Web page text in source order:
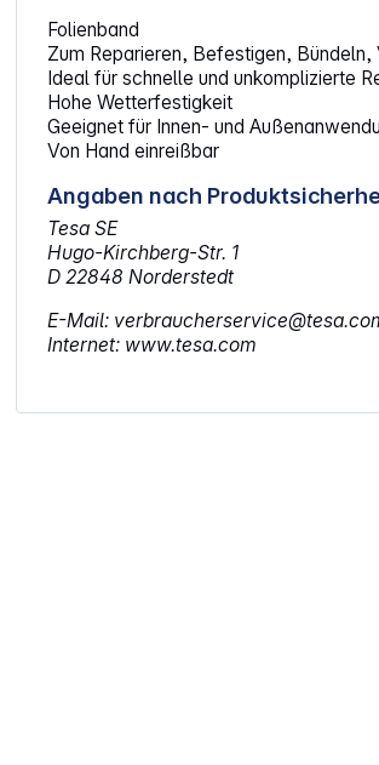
Folienband
Zum Reparieren, Befestigen,
Ideal für schnelle und unkomplizierte
Hohe Wetterfestigkeit
Geeignet für Innen- und
Von Hand einreißbar
Angaben nach
Tesa SE
Hugo-Kirchberg-Str. 1
D 22848 Norderstedt
E-Mail:
Internet: www.tesa.com